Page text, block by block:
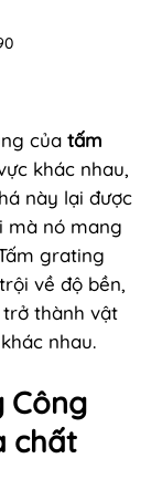
của tấm
khác nhau,
này lại được
mà nó mang
grating
về độ bền,
thành vật
nhau.
Công
chất